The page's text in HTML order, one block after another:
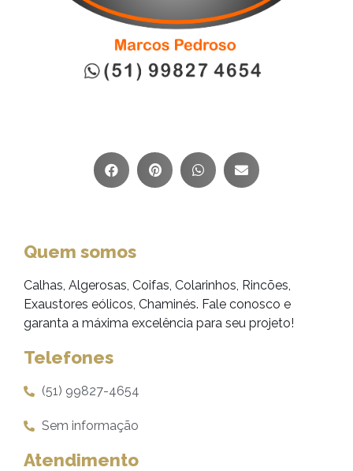
Quem somos
Calhas, Algerosas, Coifas, Colarinhos, Rincões,
Exaustores eólicos, Chaminés. Fale conosco e
garanta a máxima excelência para seu projeto!
Telefones
(51) 99827-4654
Sem informação
Atendimento